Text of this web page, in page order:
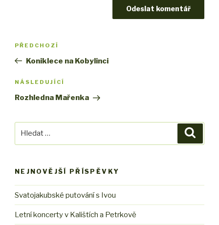
Navigace
Předchozí
příspěvek
PŘEDCHOZÍ
Koniklece na Kobylinci
Následující
příspěvek
NÁSLEDUJÍCÍ
Rozhledna Mařenka
NEJNOVĚJŠÍ PŘÍSPĚVKY
Svatojakubské putování s Ivou
Letní koncerty v Kalištích a Petrkově